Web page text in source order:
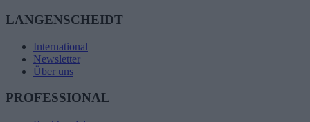
LANGENSCHEIDT
International
Newsletter
Über uns
PROFESSIONAL